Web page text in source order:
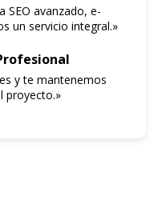
SEO avanzado, e-
un servicio integral.»
y te mantenemos
proyecto.»